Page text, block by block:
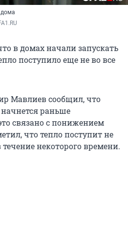
дома
в домах начали запускать
поступило еще не во все
Мавлиев сообщил, что
раньше
связано с понижением
что тепло поступит не
течение некоторого времени.